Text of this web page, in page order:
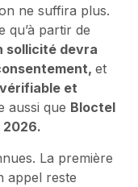
ne suffira plus.
qu’à partir de
sollicité devra
et
vérifiable et
aussi que Bloctel
2026.
La première
appel reste